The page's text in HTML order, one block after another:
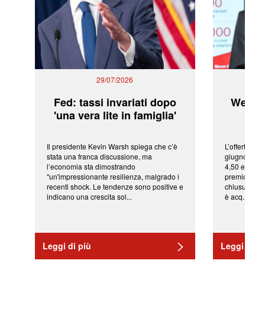
29/07/2026
Fed: tassi invariati dopo
'una vera lite in famiglia'
Il presidente Kevin Warsh spiega che c’è
stata una franca discussione, ma
l’economia sta dimostrando
"un'impressionante resilienza, malgrado i
recenti shock. Le tendenze sono positive e
indicano una crescita sol...
Leggi di più
L’offerta
giugno da
4,50 euro
premio di
chiusura
è acq...
Leggi di